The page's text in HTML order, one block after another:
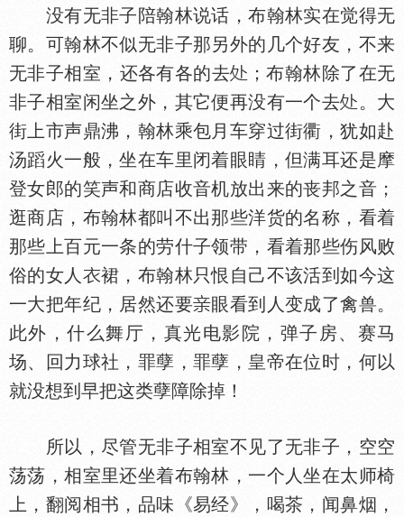
没有无非子陪翰林说话，布翰林实在觉得无
聊。可翰林不似无非子那另外的几个好友，不来
无非子相室，还各有各的去
；布翰林除了在无
非子相室闲坐之外，其它便再没有一个去
。大
街上市声鼎沸，翰林乘包月车穿过街衢，犹如赴
汤蹈火一般，坐在车里闭着眼睛，但满耳还是摩
登女郎的笑声和商店收音机放出来的丧邦之音；
逛商店，布翰林都叫不出那些洋货的名称，看着
那些上百元一条的劳什子领带，看着那些伤风败
俗的女人
裙，布翰林只恨自己不该活到如今这
一大把年纪，居然还要
眼看到人变成了禽兽。
此外，什么舞厅，真光电影院，弹子房、赛马
场、回力球社，罪孽，罪孽，皇帝在位时，何以
就没想到早把这类孽障除掉！
所以，尽管无非子相室不见了无非子，空空
荡荡，相室里还坐着布翰林，一个人坐在太师椅
上，翻阅相书，品味《易经》，喝茶，闻鼻烟，